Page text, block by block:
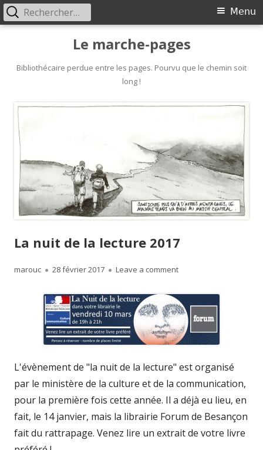
content
Le marche-pages
Bibliothécaire perdue entre les pages. Pourvu que le chemin soit
long !
Primary
Menu
Rechercher :
La nuit de la lecture 2017
Author
marouc
Published
28 février 2017 Leave a commenton La nuit de la lecture
L'évènement de "la nuit de la lecture" est organisé
par le ministère de la culture et de la communication,
pour la première fois cette année. Il a déjà eu lieu, en
fait, le 14 janvier, mais la librairie Forum de Besançon
fait du rattrapage. Venez lire un extrait de votre livre